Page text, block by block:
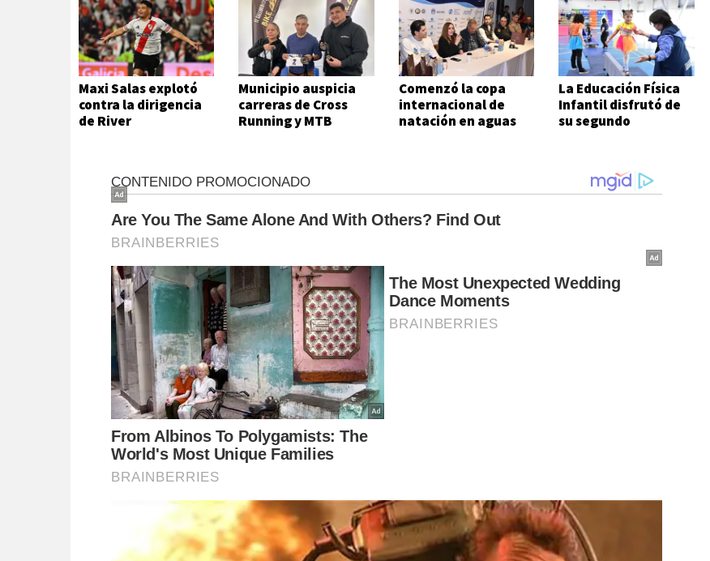
Maxi Salas explotó
contra la dirigencia
de River
Municipio auspicia
carreras de Cross
Running y MTB
Comenzó la copa
internacional de
natación en aguas
La Educación Física
Infantil disfrutó de
su segundo